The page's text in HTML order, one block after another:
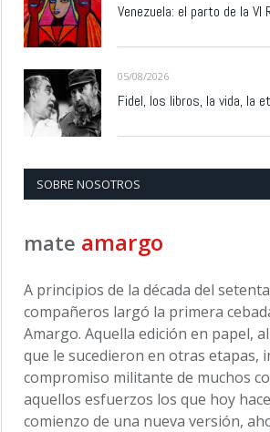
Venezuela: el parto de la VI
05/08/2026
Fidel, los libros, la vida, la
SOBRE NOSOTROS
mate amargo
A principios de la década del
compañeros largó la primera
Amargo. Aquella edición en papel,
que le sucedieron en otras etapas,
compromiso militante de muchos
aquellos esfuerzos los que hoy
comienzo de una nueva versión,